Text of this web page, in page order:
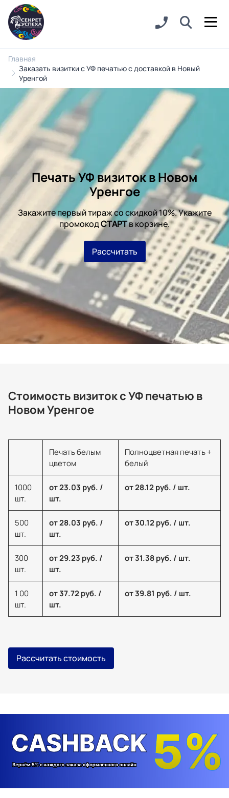
Главная
Заказать визитки с УФ печатью с доставкой в Новый
Уренгой
Печать УФ визиток в Новом
Уренгое
Закажите первый тираж со скидкой 10%. Укажите
промокодСТАРТв корзине.
Рассчитать
Стоимость визиток с УФ печатью в
Новом Уренгое
Печать белым
цветом
Полноцветная печать +
белый
1000
шт.
от 23.03 руб. /
шт.
от 28.12 руб. / шт.
500
шт.
от 28.03 руб. /
шт.
от 30.12 руб. / шт.
300
шт.
от 29.23 руб. /
шт.
от 31.38 руб. / шт.
1 00
шт.
от 37.72 руб. /
шт.
от 39.81 руб. / шт.
Рассчитать стоимость